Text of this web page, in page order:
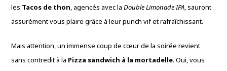
les Tacos de thon, agencés avec laDouble Limonade IPA,sauront
assurément vous plaire grâce à leur punch vif et rafraîchissant.
Mais attention,un immense coup de cœur de la soirée revient
sans contredit à la Pizza sandwich à la mortadelle. Oui,vous